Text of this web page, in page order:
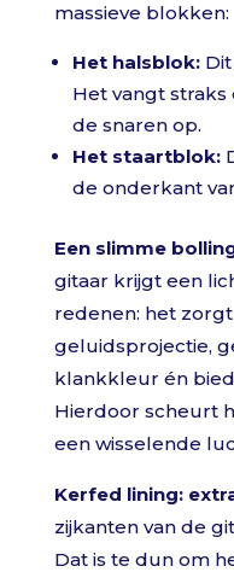
massieve blokken:
Het halsblok:Dit
Het vangt
de snaren op.
Het staartblok:
de onderkant
Een slimme
gitaar krijgt een
redenen: het
geluidsprojectie,
klankkleur én
Hierdoor scheurt
een wisselende
Kerfed lining:
zijkanten van de
Dat is te dun om